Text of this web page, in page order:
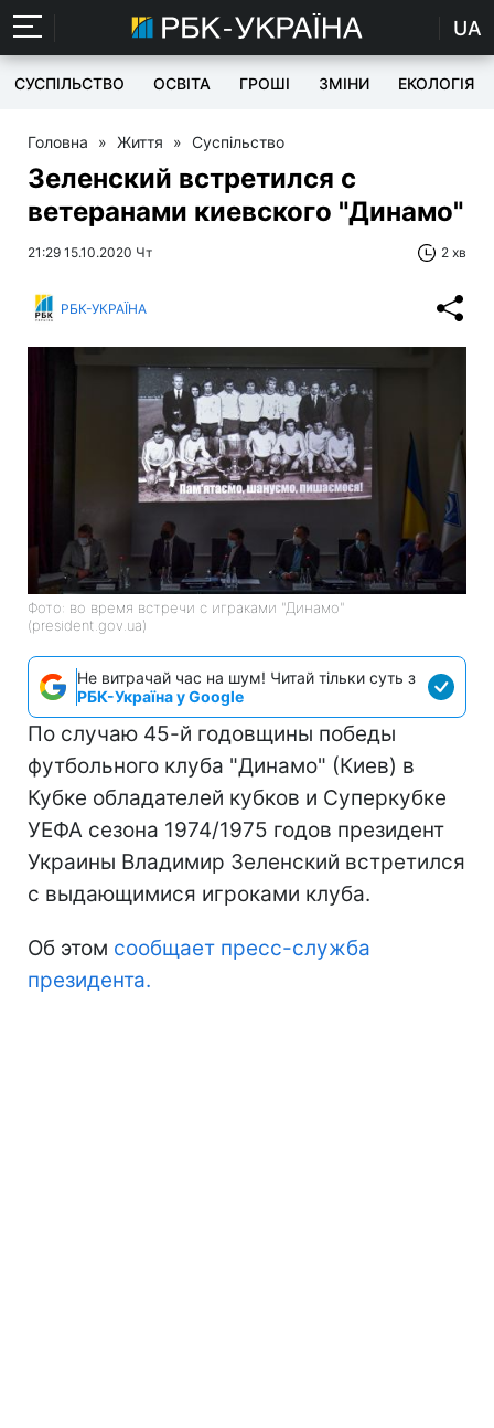
UA
СУСПІЛЬСТВО ОСВІТА ГРОШІ ЗМІНИ ЕКОЛОГІЯ
Головна » Життя » Суспільство
Зеленский встретился с
ветеранами киевского "Динамо"
21:29 15.10.2020 Чт 2 хв
РБК-УКРАЇНА
Фото: во время встречи с играками "Динамо"
(president.gov.ua)
Не витрачай час на шум! Читай тільки суть з
РБК-Україна у Google
По случаю 45-й годовщины победы
футбольного клуба "Динамо" (Киев) в
Кубке обладателей кубков и Суперкубкe
УЕФА сезона 1974/1975 годов президент
Украины Владимир Зеленский встретился
с выдающимися игроками клуба.
Об этом сообщает пресс-служба
президента.